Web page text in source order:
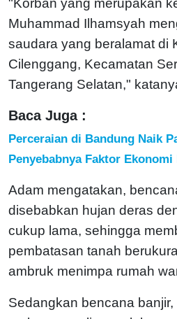
"Korban yang merupakan
Muhammad Ilhamsyah
saudara yang beralamat di
Cilenggang, Kecamatan
Tangerang Selatan,"
Baca Juga :
Perceraian di Bandung Naik
Penyebabnya Faktor
Adam mengatakan,
disebabkan hujan deras
cukup lama, sehingga
pembatasan tanah
ambruk menimpa rumah
Sedangkan bencana